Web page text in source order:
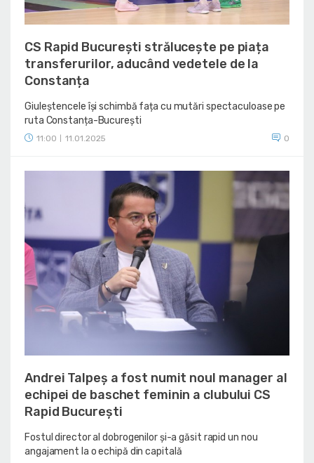
CS Rapid București strălucește pe piața
transferurilor, aducând vedetele de la
Constanța
Giuleștencele își schimbă fața cu mutări spectaculoase pe
ruta Constanța-București
11:00 11.01.2025 0
Andrei Talpeș a fost numit noul manager al
echipei de baschet feminin a clubului CS
Rapid București
Fostul director al dobrogenilor și-a găsit rapid un nou
angajament la o echipă din capitală